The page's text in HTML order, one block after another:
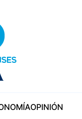
OPINIÓN